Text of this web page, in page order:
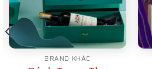
BRAND KHÁC